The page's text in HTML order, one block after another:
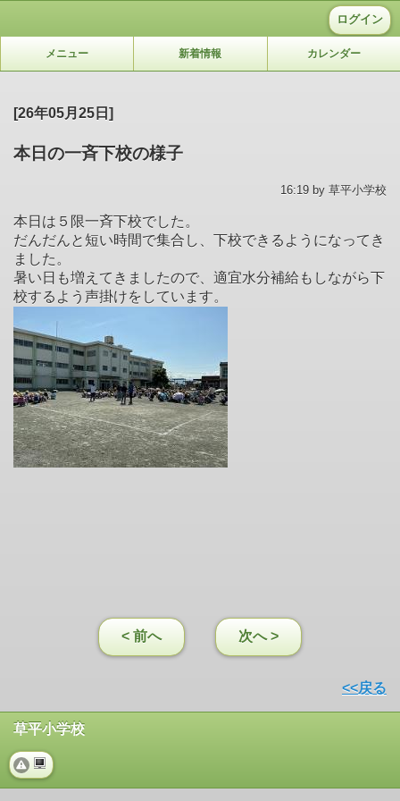
ログイン
メニュー 新着情報 カレンダー
[26年05月25日]
本日の一斉下校の様子
16:19 by 草平小学校
本日は５限一斉下校でした。
だんだんと短い時間で集合し、下校できるようになってき
ました。
暑い日も増えてきましたので、適宜水分補給もしながら下
校するよう声掛けをしています。
< 前へ 次へ >
<<戻る
草平小学校